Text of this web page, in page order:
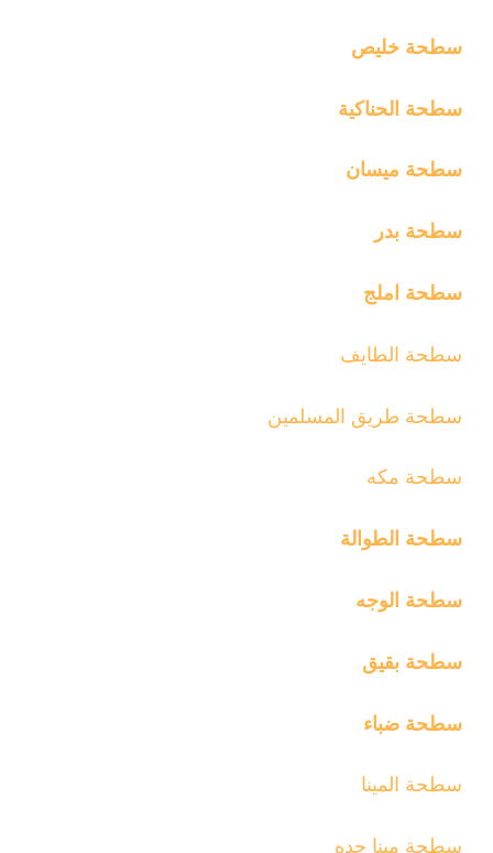
سطحة خليص
سطحة الحناكية
سطحة ميسان
سطحة بدر
سطحة املج
سطحة الطايف
سطحة طريق المسلمين
سطحة مكه
سطحة الطوالة
سطحة الوجه
سطحة بقيق
سطحة ضباء
سطحة المينا
سطحة مينا جده